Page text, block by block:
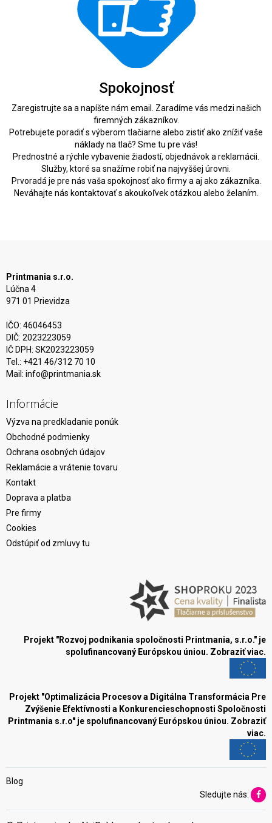
Spokojnosť
Zaregistrujte sa a napíšte nám email. Zaradíme vás medzi našich
firemných zákazníkov.
Potrebujete poradiť s výberom tlačiarne alebo zistiť ako znížiť vaše
náklady na tlač? Sme tu pre vás!
Prednostné a rýchle vybavenie žiadostí, objednávok a reklamácii.
Služby, ktoré sa snažíme robiť na najvyššej úrovni.
Prvoradá je pre nás vaša spokojnosť ako firmy a aj ako zákazníka.
Neváhajte nás kontaktovať s akoukoľvek otázkou alebo želaním.
Printmania s.r.o.
Lúčna 4
971 01 Prievidza
IČO: 46046453
DIČ: 2023223059
IČ DPH: SK2023223059
Tel.: +421 46/312 70 10
Mail: info@printmania.sk
Informácie
Výzva na predkladanie ponúk
Obchodné podmienky
Ochrana osobných údajov
Reklamácie a vrátenie tovaru
Kontakt
Doprava a platba
Pre firmy
Cookies
Odstúpiť od zmluvy tu
Projekt "Rozvoj podnikania spoločnosti Printmania, s.r.o." je
spolufinancovaný Európskou úniou. Zobraziť viac.
Projekt "Optimalizácia Procesov a Digitálna Transformácia Pre
Zvýšenie Efektívnosti a Konkurencieschopnosti Spoločnosti
Printmania s.r.o" je spolufinancovaný Európskou úniou. Zobraziť
viac.
Blog
Sledujte nás: